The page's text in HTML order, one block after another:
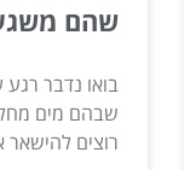
שהם
בואו נדבר רגע
שבהם מים
רוצים